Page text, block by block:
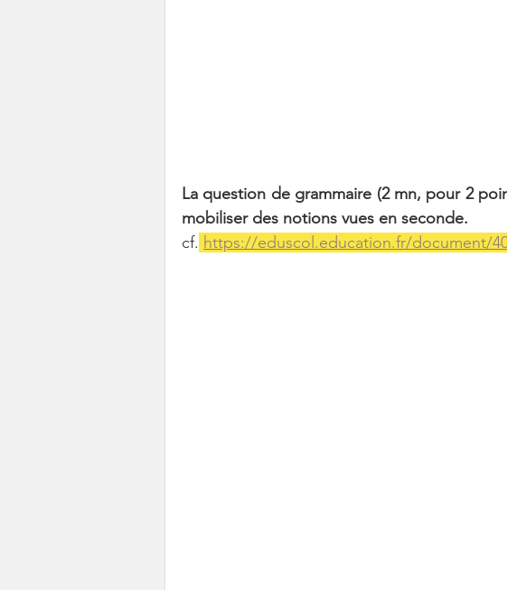
La question de grammaire (2 mn, pour 2
mobiliser des notions vues en seconde.
cf. https://eduscol.education.fr/document/